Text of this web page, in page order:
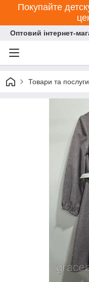
Покупайте
Оптовий інтернет-
Товари та послуги